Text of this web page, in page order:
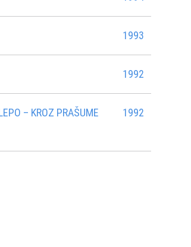
1993
1992
– KROZ PRAŠUME
1992